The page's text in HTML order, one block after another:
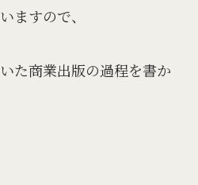
ますので、
た商業出版の過程を書か